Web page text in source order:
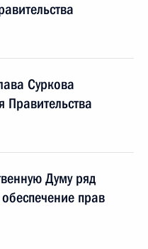
Суркова
Правительства
Думу ряд
прав